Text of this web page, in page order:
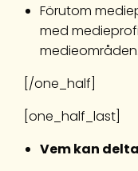
Förutom
med
medieområden.
[/one_half]
[one_half_last]
Vem kan